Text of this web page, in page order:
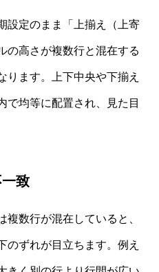
設定のまま「上揃え（上寄
の高さが複数行と混在する
ります。上下中央や下揃え
で均等に配置され、見た目
致
数行が混在していると、
のずれが目立ちます。例え